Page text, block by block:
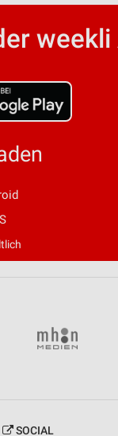
weekli
SOCIAL